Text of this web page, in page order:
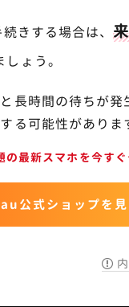
サイトの来店予約
きする場合は、
ょう。
長時間の待ちが発
る可能性がありま
の最新スマホを今すぐ
au公式ショップを見